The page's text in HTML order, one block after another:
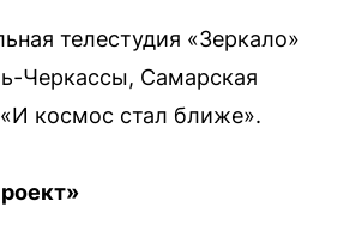
телестудия «Зеркало»
Черкассы, Самарская
космос стал ближе».